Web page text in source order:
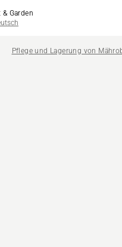
& Garden
Pflege und Lagerung von